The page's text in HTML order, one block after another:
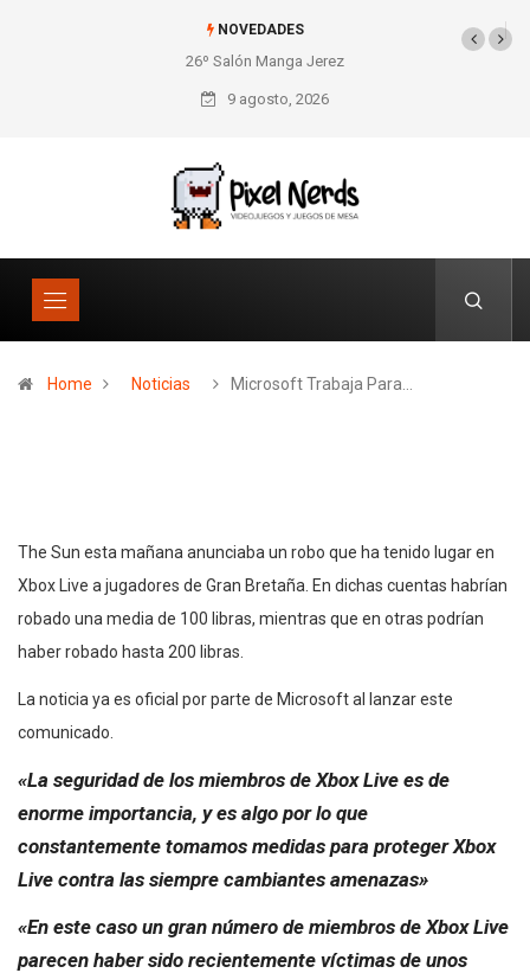
NOVEDADES
26º Salón Manga Jerez SNES Pixel Book para
los amantes de lo retro
9 agosto, 2026
Home Noticias Microsoft Trabaja Para…
The Sun esta mañana anunciaba un robo que ha tenido lugar en
Xbox Live a jugadores de Gran Bretaña. En dichas cuentas habrían
robado una media de 100 libras, mientras que en otras podrían
haber robado hasta 200 libras.
La noticia ya es oficial por parte de Microsoft al lanzar este
comunicado.
«La seguridad de los miembros de Xbox Live es de
enorme importancia, y es algo por lo que
constantemente tomamos medidas para proteger Xbox
Live contra las siempre cambiantes amenazas»
«En este caso un gran número de miembros de Xbox Live
parecen haber sido recientemente víctimas de unos